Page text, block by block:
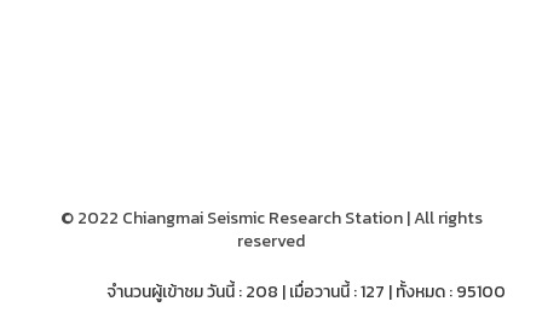
© 2022 Chiangmai Seismic Research Station | All rights
reserved
จำนวนผู้เข้าชม วันนี้ : 208 | เมื่อวานนี้ : 127 | ทั้งหมด : 95100